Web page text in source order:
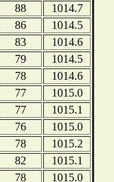
88
1014.7
86
1014.5
83
1014.6
79
1014.5
78
1014.6
77
1015.0
77
1015.1
76
1015.0
78
1015.2
82
1015.1
78
1015.0